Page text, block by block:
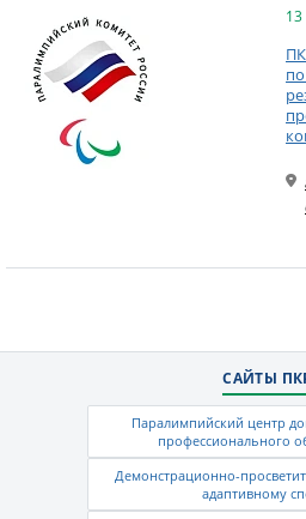
САЙТЫ
Паралимпийский центр
профессионального
Демонстрационно-
адаптивному